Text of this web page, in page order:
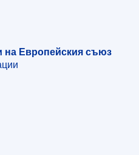
на Европейския съюз